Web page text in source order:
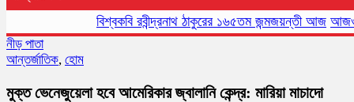
বিশ্বকবি রবীন্দ্রনাথ ঠাকুরের ১৬৫তম জন্মজয়ন্তী আজ আজও
নীড় পাতা
আন্তর্জাতিক, হোম
মুক্ত ভেনেজুয়েলা হবে আমেরিকার জ্বালানি কেন্দ্র: মারিয়া মাচাদো